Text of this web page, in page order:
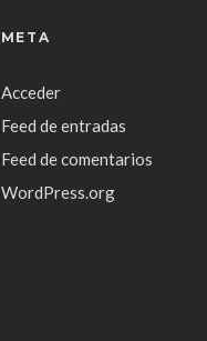
META
Acceder
Feed de entradas
Feed de comentarios
WordPress.org